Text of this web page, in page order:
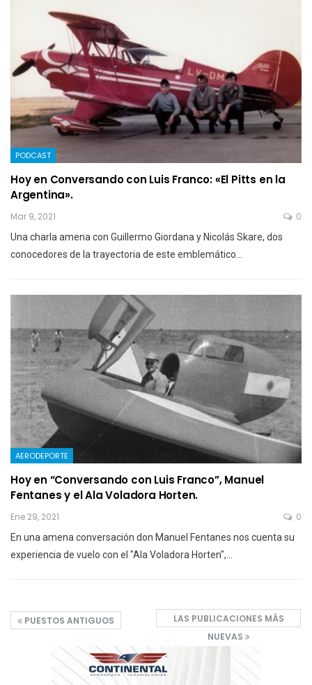
PODCAST
Hoy en Conversando con Luis Franco: «El Pitts en la
Argentina».
Mar 9, 2021 0
Una charla amena con Guillermo Giordana y Nicolás Skare, dos
conocedores de la trayectoria de este emblemático…
AERODEPORTE
Hoy en “Conversando con Luis Franco”, Manuel
Fentanes y el Ala Voladora Horten.
Ene 29, 2021 0
En una amena conversación don Manuel Fentanes nos cuenta su
experiencia de vuelo con el "Ala Voladora Horten",…
PUESTOS ANTIGUOS
LAS PUBLICACIONES MÁS
NUEVAS